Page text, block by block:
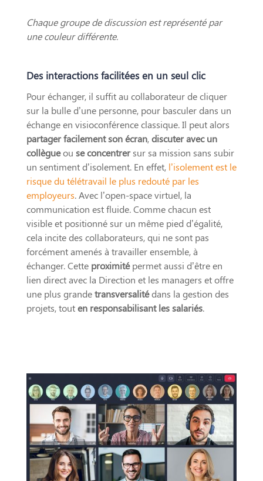
Chaque groupe de discussion est représenté par
une couleur différente.
Des interactions facilitées en un seul clic
Pour échanger, il suffit au collaborateur de cliquer
sur la bulle d’une personne, pour basculer dans un
échange en visioconférence classique. Il peut alors
partager facilement son écran,discuter avec un
collègueou se concentrersur sa mission sans subir
un sentiment d’isolement. En effet, l’isolement est le
risque du télétravail le plus redouté par les
employeurs. Avec l’open-space virtuel, la
communication est fluide. Comme chacun est
visible et positionné sur un même pied d’égalité,
cela incite des collaborateurs, qui ne sont pas
forcément amenés à travailler ensemble, à
échanger. Cette proximitépermet aussi d’être en
lien direct avec la Direction et les managers et offre
une plus grandetransversalitédans la gestion des
projets, touten responsabilisant les salariés.